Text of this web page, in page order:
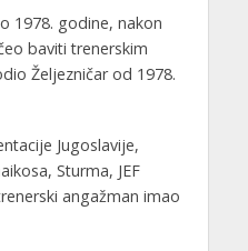
1978. godine, nakon
baviti trenerskim
Željezničar od 1978.
Jugoslavije,
Sturma, JEF
angažman imao